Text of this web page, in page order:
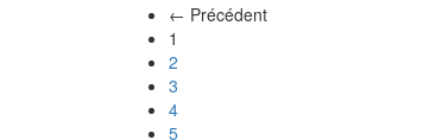
← Précédent
1
2
3
4
5